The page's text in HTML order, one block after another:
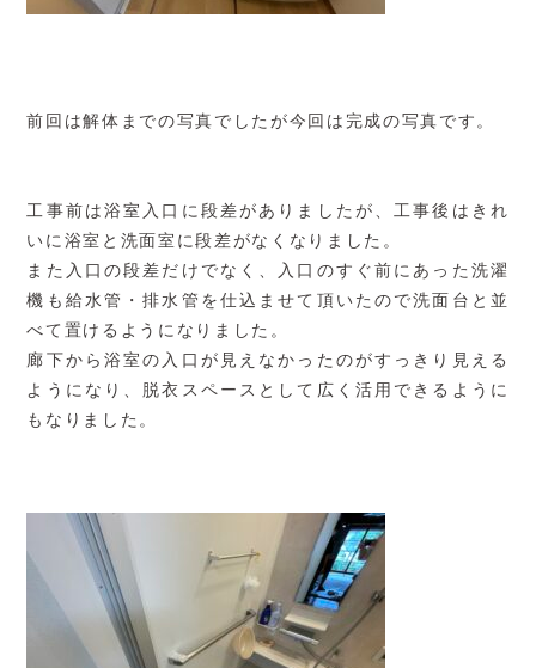
前回は解体までの写真でしたが今回は完成の写真です。
工事前は浴室入口に段差がありましたが、工事後はきれ
いに浴室と洗面室に段差がなくなりました。
また入口の段差だけでなく、入口のすぐ前にあった洗濯
機も給水管・排水管を仕込ませて頂いたので洗面台と並
べて置けるようになりました。
廊下から浴室の入口が見えなかったのがすっきり見える
ようになり、脱衣スペースとして広く活用できるように
もなりました。